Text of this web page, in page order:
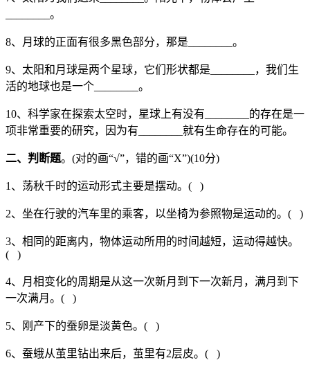
________。
8、月球的正面有很多黑色部分，那是________。
9、太阳和月球是两个星球，它们形状都是________，我们生
活的地球也是一个________。
10、科学家在探索太空时，星球上有没有________的存在是一
项非常重要的研究，因为有________就有生命存在的可能。
二、判断题。(对的画“√”，错的画“X”)(10分)
1、荡秋千时的运动形式主要是摆动。( )
2、坐在行驶的汽车里的乘客，以坐椅为参照物是运动的。( )
3、相同的距离内，物体运动所用的时间越短，运动得越快。
( )
4、月相变化的周期是从这一次新月到下一次新月，满月到下
一次满月。( )
5、刚产下的蚕卵是淡黄色。( )
6、蚕蛾从茧里钻出来后，茧里有2层皮。( )